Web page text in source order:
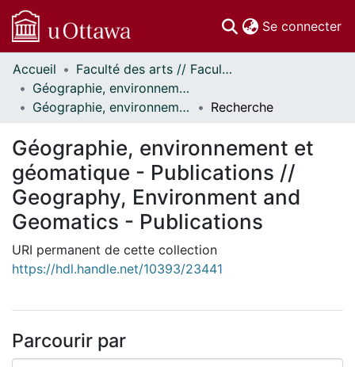
Se connecter
Communautés
et collections
Parcourir
À propos
Accueil
Faculté des arts // Faculty of Arts
Géographie, environnement et géomatique // Geography, Environment and Geomatics
Géographie, environnement et géomatique - Publications // Geography, Environment and Geomatics - Publications
Recherche
Géographie, environnement et
géomatique - Publications //
Geography, Environment and
Geomatics - Publications
URI permanent de cette collection
https://hdl.handle.net/10393/23441
Parcourir par